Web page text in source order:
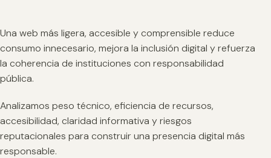
Una web más ligera, accesible y comprensible reduce
consumo innecesario, mejora la inclusión digital y refuerza
la coherencia de instituciones con responsabilidad
pública.
Analizamos peso técnico, eficiencia de recursos,
accesibilidad, claridad informativa y riesgos
reputacionales para construir una presencia digital más
responsable.